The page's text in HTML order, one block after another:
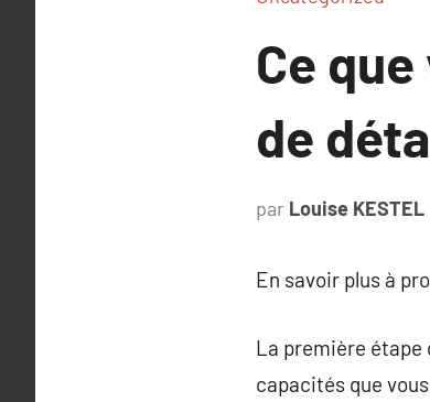
Ce
de
par Louise KESTEL
En savoir plus à
La première étape
capacités que